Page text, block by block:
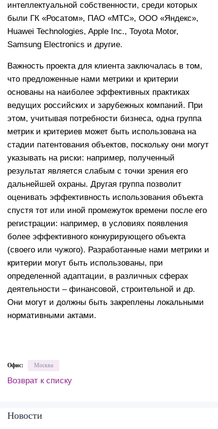
интеллектуальной собственности, среди которых
были ГК «Росатом», ПАО «МТС», ООО «Яндекс»,
Huawei Technologies, Apple Inc., Toyota Motor,
Samsung Electronics и другие.
Важность проекта для клиента заключалась в том,
что предложенные нами метрики и критерии
основаны на наиболее эффективных практиках
ведущих российских и зарубежных компаний. При
этом, учитывая потребности бизнеса, одна группа
метрик и критериев может быть использована на
стадии патентования объектов, поскольку они могут
указывать на риски: например, полученный
результат является слабым с точки зрения его
дальнейшей охраны. Другая группа позволит
оценивать эффективность использования объекта
спустя тот или иной промежуток времени после его
регистрации: например, в условиях появления
более эффективного конкурирующего объекта
(своего или чужого). Разработанные нами метрики и
критерии могут быть использованы, при
определенной адаптации, в различных сферах
деятельности – финансовой, строительной и др.
Они могут и должны быть закреплены локальными
нормативными актами.
Офис: Москва
Возврат к списку
Новости